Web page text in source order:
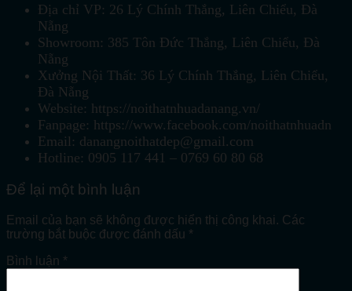
Địa chỉ VP: 26 Lý Chính Thắng, Liên Chiểu, Đà
Nẵng
Showroom: 385 Tôn Đức Thắng, Liên Chiểu, Đà
Nẵng
Xưởng Nội Thất: 36 Lý Chính Thắng, Liên Chiểu,
Đà Nẵng
Website: https://noithatnhuadanang.vn/
Fanpage: https://www.facebook.com/noithatnhuadn
Email: danangnoithatdep@gmail.com
Hotline: 0905 117 441 – 0769 60 80 68
Để lại một bình luận
Email của bạn sẽ không được hiển thị công khai. Các
trường bắt buộc được đánh dấu *
Bình luận *